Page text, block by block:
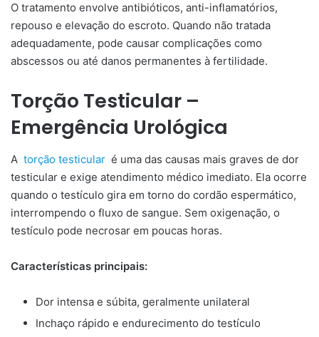
O tratamento envolve antibióticos, anti-inflamatórios,
repouso e elevação do escroto. Quando não tratada
adequadamente, pode causar complicações como
abscessos ou até danos permanentes à fertilidade.
Torção Testicular –
Emergência Urológica
A torção testicular é uma das causas mais graves de dor
testicular e exige atendimento médico imediato. Ela ocorre
quando o testículo gira em torno do cordão espermático,
interrompendo o fluxo de sangue. Sem oxigenação, o
testículo pode necrosar em poucas horas.
Características principais:
Dor intensa e súbita, geralmente unilateral
Inchaço rápido e endurecimento do testículo